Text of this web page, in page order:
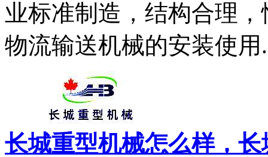
业标准制造，结构合理
物流输送机械的安装使用
长城重型机械怎么样，